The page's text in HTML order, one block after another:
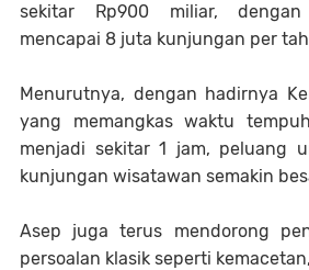
sekitar Rp900 miliar,
mencapai 8 juta kunjungan per
Menurutnya, dengan hadirnya
yang memangkas waktu
menjadi sekitar 1 jam, peluang
kunjungan wisatawan semakin
Asep juga terus mendorong
persoalan klasik seperti